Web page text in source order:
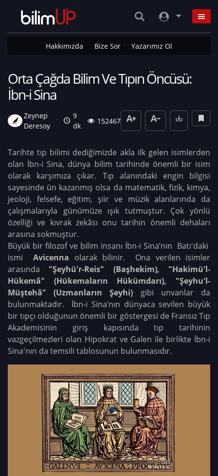
Hakkımızda Bize Sor Yazarımız Ol
Orta Çağda Bilim Ve Tıpın Öncüsü:
İbn-i Sina
Zeynep
Deresoy
9
dk
152467
Tarihte tıp bilimi dediğimizde akla ilk gelen isimlerden
olan İbn-i Sina, dünya bilim tarihinde önemli bir isim
olarak karşımıza çıkar. Tıp alanındaki engin bilgisi
sayesinde ün kazanmış olsa da matematik, fizik, kimya,
jeoloji, felsefe, eğitim, şiir ve müzik alanlarında da
çalışmalarıyla günümüze ışık tutmuştur. Çok yönlü
özelliği ve kıvrak zekâsı onu tarihin önemli dehaları
arasına sokmuştur.
Büyük bir filozof ve bilim insanı İbn-i Sina’nın Batı'daki
ismi Avicenna olarak bilinir. Ona verilen isimler
arasında "Şeyhü'r-Reis" (Başhekim), "Hakimü'l-
Hükemâ" (Hükemaların Hükümdarı), "Şeyhu'l-
Müştehâ" (Uzmanların Şeyhi) gibi unvanlar da
bulunmaktadır. İbn-i Sina’nın dünyaca sevilen büyük
bir tıpçı olduğunun önemli bir göstergesi de Fransız Tıp
Akademisinin giriş kapısında tıp tarihinin
vazgeçilmezleri olan Hipokrat ve Galen ile birlikte İbn-i
Sina'nın da temsili tablosunun bulunmasıdır.